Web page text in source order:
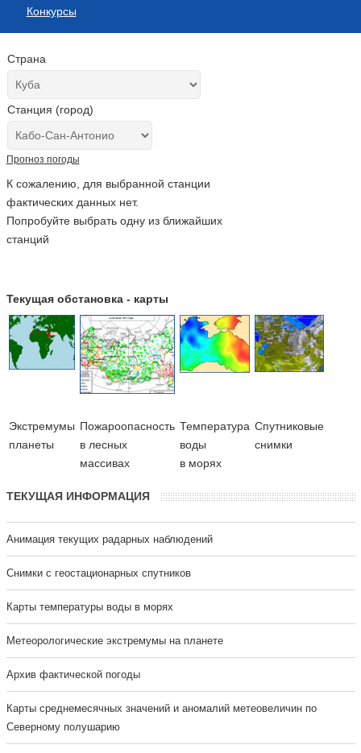
Конкурсы
Страна
Станция (город)
Прогноз погоды
К сожалению, для выбранной станции
фактических данных нет.
Попробуйте выбрать одну из ближайших
станций
Текущая обстановка - карты
Экстремумы
планеты
Пожароопасность
в лесных
массивах
Температура
воды
в морях
Cпутниковые
снимки
ТЕКУЩАЯ ИНФОРМАЦИЯ
Анимация текущих радарных наблюдений
Cнимки с геостационарных спутников
Карты температуры воды в морях
Метеорологические экстремумы на планете
Архив фактической погоды
Карты среднемесячных значений и аномалий метеовеличин по
Северному полушарию